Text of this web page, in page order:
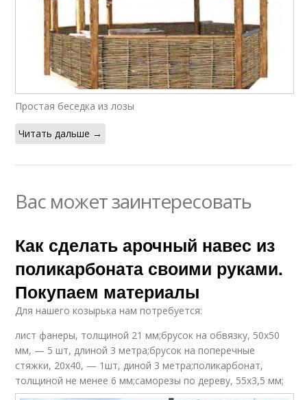
Простая беседка из лозы
Читать дальше →
Вас может заинтересовать
Как сделать арочный навес из
поликарбоната своими руками.
Покупаем материалы
Для нашего козырька нам потребуется:
лист фанеры, толщиной 21 мм;брусок на обвязку, 50х50
мм, — 5 шт, длиной 3 метра;брусок на поперечные
стяжки, 20х40, — 1шт, диной 3 метра;поликарбонат,
толщиной не менее 6 мм;саморезы по дереву, 55х3,5 мм;